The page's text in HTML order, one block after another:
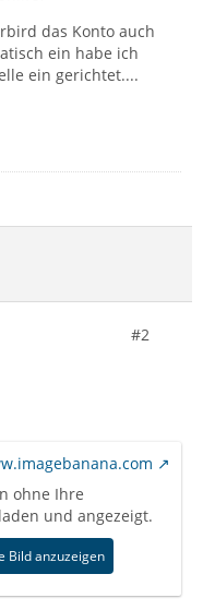
das Konto auch
ein habe ich
ein gerichtet....
#2
ohne Ihre
und angezeigt.
Bild anzuzeigen